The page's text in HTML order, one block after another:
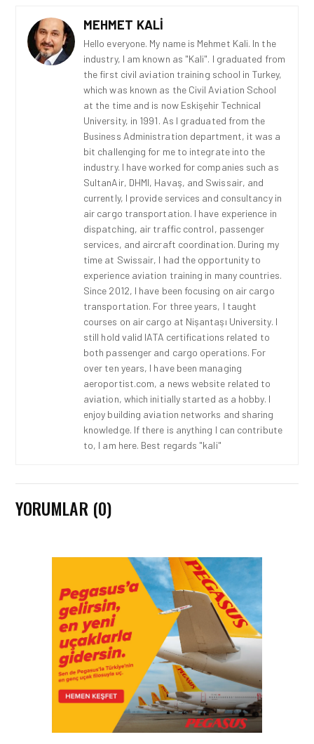
MEHMET KALI
Hello everyone. My name is Mehmet Kali. In the
industry, I am known as "Kali". I graduated from
the first civil aviation training school in Turkey,
which was known as the Civil Aviation School
at the time and is now Eskişehir Technical
University, in 1991. As I graduated from the
Business Administration department, it was a
bit challenging for me to integrate into the
industry. I have worked for companies such as
SultanAir, DHMI, Havaş, and Swissair, and
currently, I provide services and consultancy in
air cargo transportation. I have experience in
dispatching, air traffic control, passenger
services, and aircraft coordination. During my
time at Swissair, I had the opportunity to
experience aviation training in many countries.
Since 2012, I have been focusing on air cargo
transportation. For three years, I taught
courses on air cargo at Nişantaşı University. I
still hold valid IATA certifications related to
both passenger and cargo operations. For
over ten years, I have been managing
aeroportist.com, a news website related to
aviation, which initially started as a hobby. I
enjoy building aviation networks and sharing
knowledge. If there is anything I can contribute
to, I am here. Best regards "kali"
YORUMLAR (0)
HAVAALANI • 05 AĞU 2026
İSTANBUL VALI
YARDIMCISI BEKIR
DINKIRCI’DEN KONTROL
KULESI’NE ZIYARET
HAVAALANI • 05 AĞU 2026
TASARIMDAN GERÇEĞE:
ANKARA HAVALIMANI
DEVLET KONUKEVI